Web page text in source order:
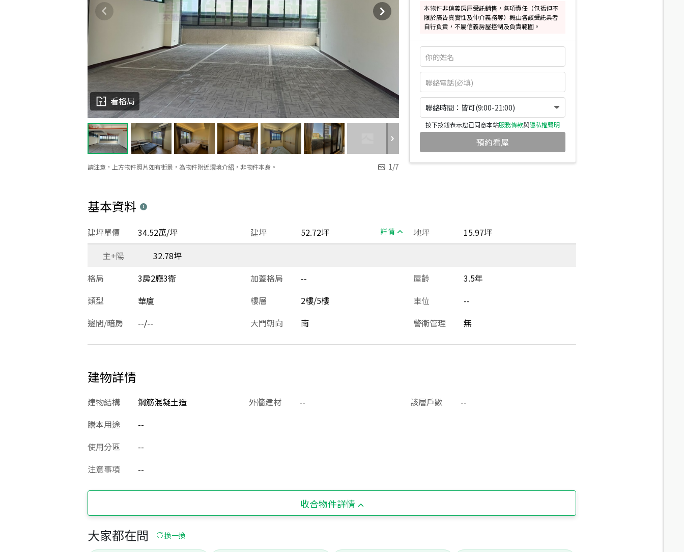
請注意，上方物件照片如有街景，為物件附近環境介紹，非物件本身。 1/7
看格局
本物件非信義房屋受託銷售，各項責任（包括但不
限於廣告真實性及仲介義務等）概由各該受託業者
自行負責，不屬信義房屋控制及負責範圍。
聯絡時間：皆可(9:00-21:00)
按下按鈕表示您已同意本站服務條款與隱私權聲明
預約看屋
基本資料
建坪 52.72坪 詳情
建坪單價 34.52萬/坪 地坪
15.97坪
主+陽
32.78坪
格局
3房2廳3衛 加蓋格局 -- 屋齡
3.5年
類型
華廈 樓層 2樓/5樓 車位
--
邊間/暗房
--/-- 大門朝向 南 警衛管理 無
建物詳情
建物結構 鋼筋混凝土造 外牆建材 -- 該層戶數
--
謄本用途
--
使用分區
--
注意事項
--
收合物件詳情
大家都在問 換一換